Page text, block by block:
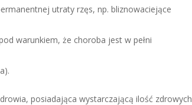
utraty rzęs, np. bliznowaciejące
warunkiem, że choroba jest w pełni
posiadająca wystarczającą ilość zdrowych